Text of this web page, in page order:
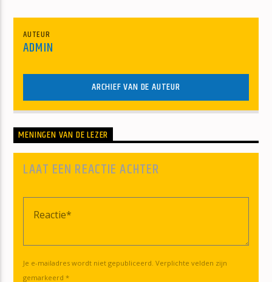
AUTEUR
ADMIN
ARCHIEF VAN DE AUTEUR
MENINGEN VAN DE LEZER
LAAT EEN REACTIE ACHTER
Je e-mailadres wordt niet gepubliceerd. Verplichte velden zijn
gemarkeerd *